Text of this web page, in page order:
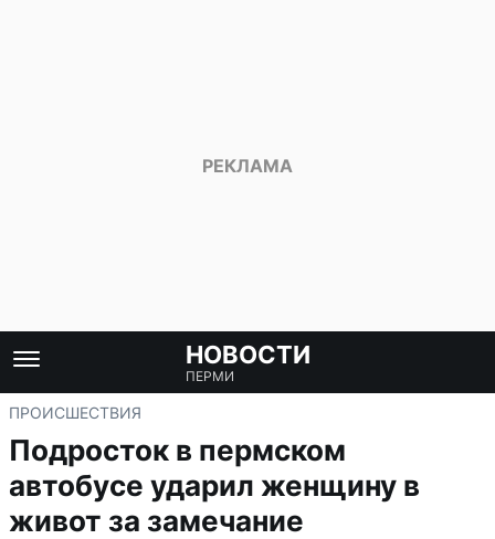
НОВОСТИ
ПЕРМИ
ПРОИСШЕСТВИЯ
Подросток в пермском
автобусе ударил женщину в
живот за замечание